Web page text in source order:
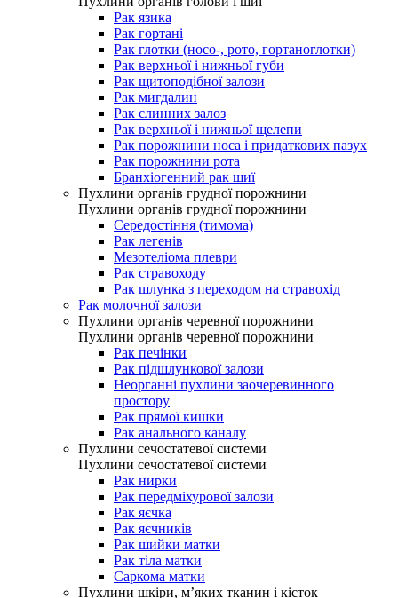
Рак язика
Рак гортані
Рак глотки (носо-, рото, гортаноглотки)
Рак верхньої і нижньої губи
Рак щитоподібної залози
Рак мигдалин
Рак слинних залоз
Рак верхньої і нижньої щелепи
Рак порожнини носа і придаткових пазух
Рак порожнини рота
Бранхіогенний рак шиї
Пухлини органів грудної порожнини
Пухлини органів грудної порожнини
Середостіння (тимома)
Рак легенів
Мезотеліома плеври
Рак стравоходу
Рак шлунка з переходом на стравохід
Рак молочної залози
Пухлини органів черевної порожнини
Пухлини органів черевної порожнини
Рак печінки
Рак підшлункової залози
Неорганні пухлини заочеревинного
простору
Рак прямої кишки
Рак анального каналу
Пухлини сечостатевої системи
Пухлини сечостатевої системи
Рак нирки
Рак передміхурової залози
Рак яєчка
Рак яєчників
Рак шийки матки
Рак тіла матки
Саркома матки
Пухлини шкіри, м’яких тканин і кісток